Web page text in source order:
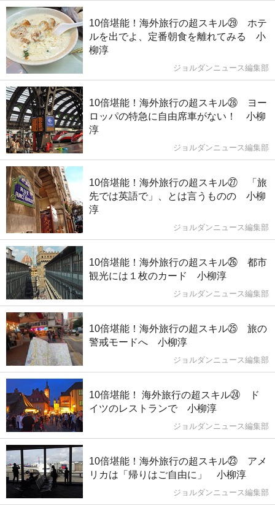
10倍堪能！海外旅行の超スキル㉙ ホテ
ルを出でよ、定番朝食を離れてみる 小
柳淳
ジョルダンニュース編集部
10倍堪能！海外旅行の超スキル㉘ ヨー
ロッパの特急に自由席車がない！ 小柳
淳
ジョルダンニュース編集部
10倍堪能！海外旅行の超スキル㉗ 「旅
先では英語で」、とは言うものの 小柳
淳
ジョルダンニュース編集部
10倍堪能！海外旅行の超スキル㉖ 都市
観光には１枚のカード 小柳淳
ジョルダンニュース編集部
10倍堪能！海外旅行の超スキル㉕ 旅の
警戒モードへ 小柳淳
ジョルダンニュース編集部
10倍堪能！ 海外旅行の超スキル㉔ ド
イツのレストランで 小柳淳
ジョルダンニュース編集部
10倍堪能！海外旅行の超スキル㉓ アメ
リカは「帰りはご自由に」 小柳淳
ジョルダンニュース編集部